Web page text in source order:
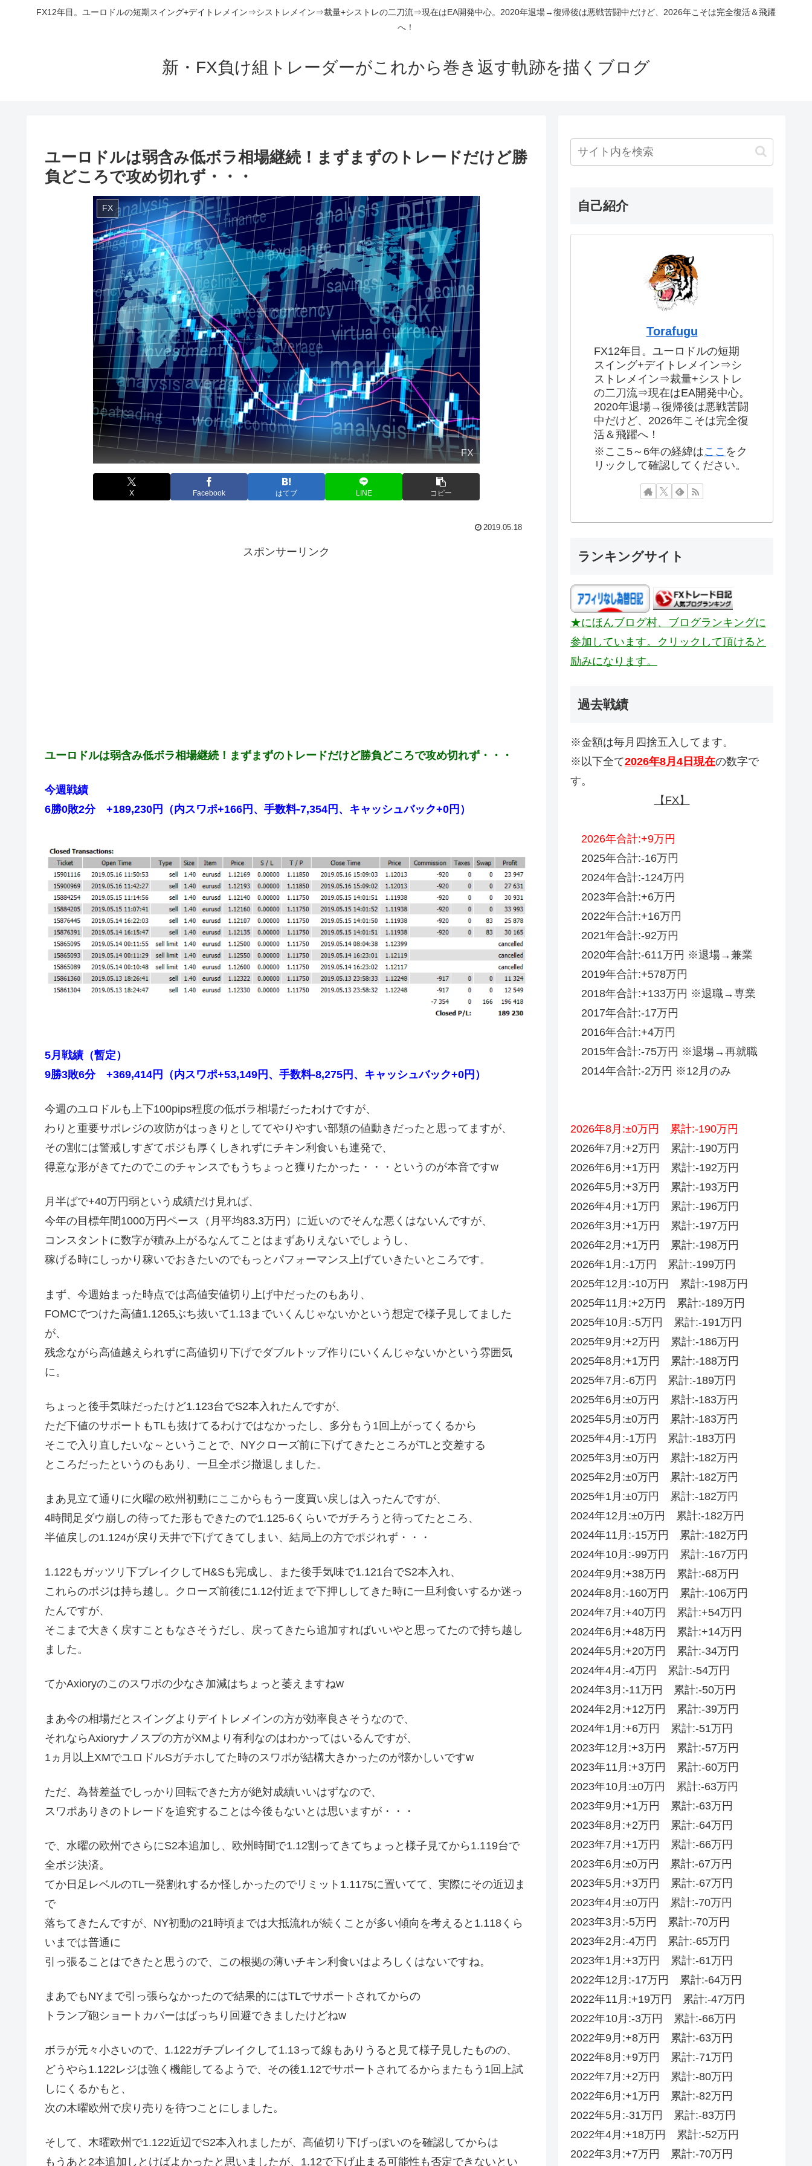
FX12年目。ユーロドルの短期スイング+デイトレメイン⇒シストレメイン⇒裁量+シストレの二刀流⇒現在はEA開発中心。2020年退場→復帰後は悪戦苦闘中だけど、2026年こそは完全復活＆飛躍
へ！
新・FX負け組トレーダーがこれから巻き返す軌跡を描くブログ
ユーロドルは弱含み低ボラ相場継続！まずまずのトレードだけど勝
負どころで攻め切れず・・・
FX
FX
X Facebook はてブ LINE コピー
2019.05.18
スポンサーリンク
ユーロドルは弱含み低ボラ相場継続！まずまずのトレードだけど勝負どころで攻め切れず・・・
今週戦績
6勝0敗2分 +189,230円（内スワポ+166円、手数料-7,354円、キャッシュバック+0円）
5月戦績（暫定）
9勝3敗6分 +369,414円（内スワポ+53,149円、手数料-8,275円、キャッシュバック+0円）
今週のユロドルも上下100pips程度の低ボラ相場だったわけですが、
わりと重要サポレジの攻防がはっきりとしててやりやすい部類の値動きだったと思ってますが、
その割には警戒しすぎてポジも厚くしきれずにチキン利食いも連発で、
得意な形がきてたのでこのチャンスでもうちょっと獲りたかった・・・というのが本音ですw
月半ばで+40万円弱という成績だけ見れば、
今年の目標年間1000万円ペース（月平均83.3万円）に近いのでそんな悪くはないんですが、
コンスタントに数字が積み上がるなんてことはまずありえないでしょうし、
稼げる時にしっかり稼いでおきたいのでもっとパフォーマンス上げていきたいところです。
まず、今週始まった時点では高値安値切り上げ中だったのもあり、
FOMCでつけた高値1.1265ぶち抜いて1.13までいくんじゃないかという想定で様子見してました
が、
残念ながら高値越えられずに高値切り下げでダブルトップ作りにいくんじゃないかという雰囲気
に。
ちょっと後手気味だったけど1.123台でS2本入れたんですが、
ただ下値のサポートもTLも抜けてるわけではなかったし、多分もう1回上がってくるから
そこで入り直したいな～ということで、NYクローズ前に下げてきたところがTLと交差する
ところだったというのもあり、一旦全ポジ撤退しました。
まあ見立て通りに火曜の欧州初動にここからもう一度買い戻しは入ったんですが、
4時間足ダウ崩しの待ってた形もできたので1.125-6くらいでガチろうと待ってたところ、
半値戻しの1.124が戻り天井で下げてきてしまい、結局上の方でポジれず・・・
1.122もガッツリ下ブレイクしてH&Sも完成し、また後手気味で1.121台でS2本入れ、
これらのポジは持ち越し。クローズ前後に1.12付近まで下押ししてきた時に一旦利食いするか迷っ
たんですが、
そこまで大きく戻すこともなさそうだし、戻ってきたら追加すればいいやと思ってたので持ち越し
ました。
てかAxioryのこのスワポの少なさ加減はちょっと萎えますねw
まあ今の相場だとスイングよりデイトレメインの方が効率良さそうなので、
それならAxioryナノスプの方がXMより有利なのはわかってはいるんですが、
1ヵ月以上XMでユロドルSガチホしてた時のスワポが結構大きかったのが懐かしいですw
ただ、為替差益でしっかり回転できた方が絶対成績いいはずなので、
スワポありきのトレードを追究することは今後もないとは思いますが・・・
で、水曜の欧州でさらにS2本追加し、欧州時間で1.12割ってきてちょっと様子見てから1.119台で
全ポジ決済。
てか日足レベルのTL一発割れするか怪しかったのでリミット1.1175に置いてて、実際にその近辺ま
で
落ちてきたんですが、NY初動の21時頃までは大抵流れが続くことが多い傾向を考えると1.118くら
いまでは普通に
引っ張ることはできたと思うので、この根拠の薄いチキン利食いはよろしくはないですね。
まあでもNYまで引っ張らなかったので結果的にはTLでサポートされてからの
トランプ砲ショートカバーはばっちり回避できましたけどねw
ボラが元々小さいので、1.122ガチブレイクして1.13って線もありうると見て様子見したものの、
どうやら1.122レジは強く機能してるようで、その後1.12でサポートされてるからまたもう1回上試
しにくるかもと、
次の木曜欧州で戻り売りを待つことにしました。
そして、木曜欧州で1.122近辺でS2本入れましたが、高値切り下げっぽいのを確認してからは
もうあと2本追加しとけばよかったと思いましたが、1.12で下げ止まる可能性も否定できないとい
自己紹介
Torafugu
FX12年目。ユーロドルの短期
スイング+デイトレメイン⇒シ
ストレメイン⇒裁量+シストレ
の二刀流⇒現在はEA開発中心。
2020年退場→復帰後は悪戦苦闘
中だけど、2026年こそは完全復
活＆飛躍へ！
※ここ5～6年の経緯はここ をク
リックして確認してください。
ランキングサイト
★にほんブログ村、ブログランキングに
参加しています。クリックして頂けると
励みになります。
過去戦績
※金額は毎月四捨五入してます。
※以下全て2026年8月4日現在の数字で
す。
【FX】
2026年合計:+9万円
2025年合計:-16万円
2024年合計:-124万円
2023年合計:+6万円
2022年合計:+16万円
2021年合計:-92万円
2020年合計:-611万円 ※退場→兼業
2019年合計:+578万円
2018年合計:+133万円 ※退職→専業
2017年合計:-17万円
2016年合計:+4万円
2015年合計:-75万円 ※退場→再就職
2014年合計:-2万円 ※12月のみ
2026年8月:±0万円 累計:-190万円
2026年7月:+2万円 累計:-190万円
2026年6月:+1万円 累計:-192万円
2026年5月:+3万円 累計:-193万円
2026年4月:+1万円 累計:-196万円
2026年3月:+1万円 累計:-197万円
2026年2月:+1万円 累計:-198万円
2026年1月:-1万円 累計:-199万円
2025年12月:-10万円 累計:-198万円
2025年11月:+2万円 累計:-189万円
2025年10月:-5万円 累計:-191万円
2025年9月:+2万円 累計:-186万円
2025年8月:+1万円 累計:-188万円
2025年7月:-6万円 累計:-189万円
2025年6月:±0万円 累計:-183万円
2025年5月:±0万円 累計:-183万円
2025年4月:-1万円 累計:-183万円
2025年3月:±0万円 累計:-182万円
2025年2月:±0万円 累計:-182万円
2025年1月:±0万円 累計:-182万円
2024年12月:±0万円 累計:-182万円
2024年11月:-15万円 累計:-182万円
2024年10月:-99万円 累計:-167万円
2024年9月:+38万円 累計:-68万円
2024年8月:-160万円 累計:-106万円
2024年7月:+40万円 累計:+54万円
2024年6月:+48万円 累計:+14万円
2024年5月:+20万円 累計:-34万円
2024年4月:-4万円 累計:-54万円
2024年3月:-11万円 累計:-50万円
2024年2月:+12万円 累計:-39万円
2024年1月:+6万円 累計:-51万円
2023年12月:+3万円 累計:-57万円
2023年11月:+3万円 累計:-60万円
2023年10月:±0万円 累計:-63万円
2023年9月:+1万円 累計:-63万円
2023年8月:+2万円 累計:-64万円
2023年7月:+1万円 累計:-66万円
2023年6月:±0万円 累計:-67万円
2023年5月:+3万円 累計:-67万円
2023年4月:±0万円 累計:-70万円
2023年3月:-5万円 累計:-70万円
2023年2月:-4万円 累計:-65万円
2023年1月:+3万円 累計:-61万円
2022年12月:-17万円 累計:-64万円
2022年11月:+19万円 累計:-47万円
2022年10月:-3万円 累計:-66万円
2022年9月:+8万円 累計:-63万円
2022年8月:+9万円 累計:-71万円
2022年7月:+2万円 累計:-80万円
2022年6月:+1万円 累計:-82万円
2022年5月:-31万円 累計:-83万円
2022年4月:+18万円 累計:-52‬‬万円
2022年3月:+7万円 累計:-70‬万円